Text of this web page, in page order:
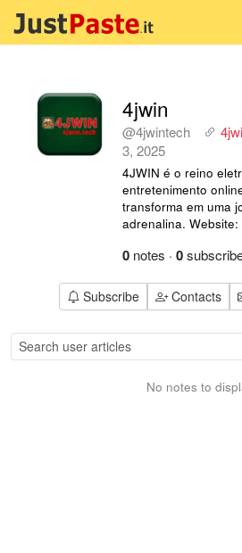
4jwin
@4jwintech
3, 2025
4JWIN é o reino
entretenimento
transforma em uma
adrenalina.
0 notes · 0
Subscribe Contacts
No notes to